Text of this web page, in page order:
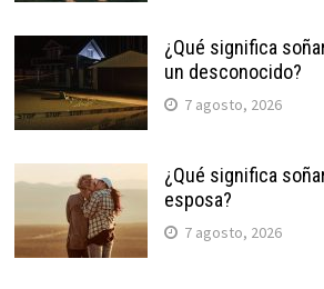
¿Qué significa
un desconocido?
7 agosto, 2026
¿Qué significa
esposa?
7 agosto, 2026